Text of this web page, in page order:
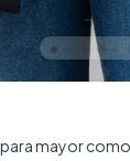
mayor